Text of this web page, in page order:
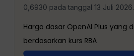
0,6930 pada tanggal 13 Juli 2026.
Harga dasar OpenAI Plus yang
berdasarkan kurs RBA